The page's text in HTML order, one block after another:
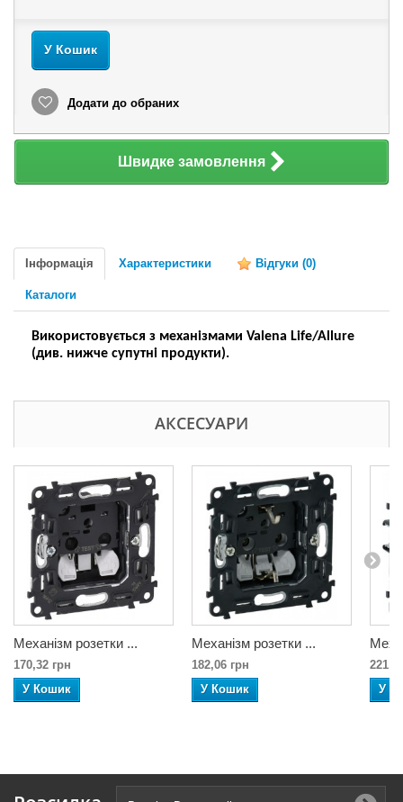
У Кошик
Додати до обраних
Швидке замовлення
Інформація Характеристики Відгуки (0)
Каталоги
Використовується з механізмами Valena Life/Allure
(див. нижче супутні продукти).
АКСЕСУАРИ
Механізм розетки ...
170,32 грн
У Кошик
Механізм розетки ...
182,06 грн
У Кошик
У